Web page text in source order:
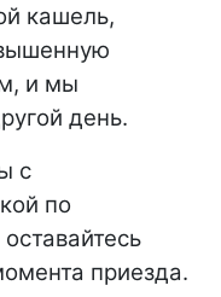
кашель,
и мы
день.
с
по
приезда.